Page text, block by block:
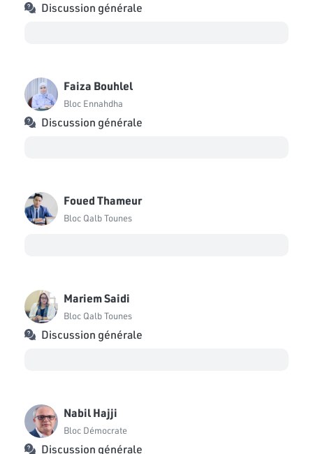
Discussion générale
Faiza Bouhlel
Bloc Ennahdha
Discussion générale
Foued Thameur
Bloc Qalb Tounes
Mariem Saidi
Bloc Qalb Tounes
Discussion générale
Nabil Hajji
Bloc Démocrate
Discussion générale